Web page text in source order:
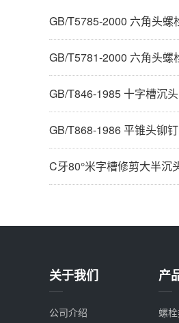
GB/T5785-2000 六角头螺
GB/T5781-2000 六角头螺
GB/T846-1985 十字槽沉
GB/T868-1986 平锥头铆钉
C牙80°米字槽修剪大半沉头自
关于我们
公司介绍
产
螺